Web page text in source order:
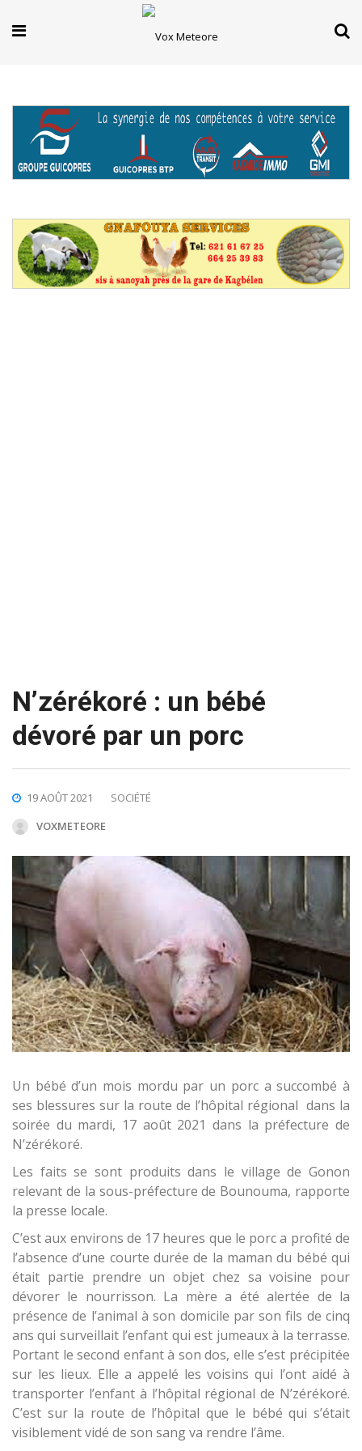
N’zérékoré : un bébé
dévoré par un porc
19 AOÛT 2021
SOCIÉTÉ
VOXMETEORE
Un bébé d’un mois mordu par un porc a succombé à
ses blessures sur la route de l’hôpital régional dans la
soirée du mardi, 17 août 2021 dans la préfecture de
N’zérékoré.
Les faits se sont produits dans le village de Gonon
relevant de la sous-préfecture de Bounouma, rapporte
la presse locale.
C’est aux environs de 17 heures que le porc a profité de
l’absence d’une courte durée de la maman du bébé qui
était partie prendre un objet chez sa voisine pour
dévorer le nourrisson. La mère a été alertée de la
présence de l’animal à son domicile par son fils de cinq
ans qui surveillait l’enfant qui est jumeaux à la terrasse.
Portant le second enfant à son dos, elle s’est précipitée
sur les lieux. Elle a appelé les voisins qui l’ont aidé à
transporter l’enfant à l’hôpital régional de N’zérékoré.
C’est sur la route de l’hôpital que le bébé qui s’était
visiblement vidé de son sang va rendre l’âme.